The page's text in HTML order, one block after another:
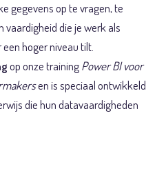
gegevens op te vragen, te
vaardigheid die je werk als
hoger niveau tilt.
op onze trainingPower BI voor
en is speciaal ontwikkeld
die hun datavaardigheden